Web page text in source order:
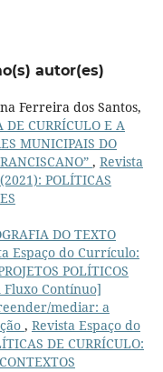
autor(es)
Ferreira dos Santos,
CURRÍCULO E A
MUNICIPAIS DO
, Revista
POLÍTICAS
DO TEXTO
Espaço do Currículo:
POLÍTICOS
Fluxo Contínuo]
mediar: a
, Revista Espaço do
DE CURRÍCULO: